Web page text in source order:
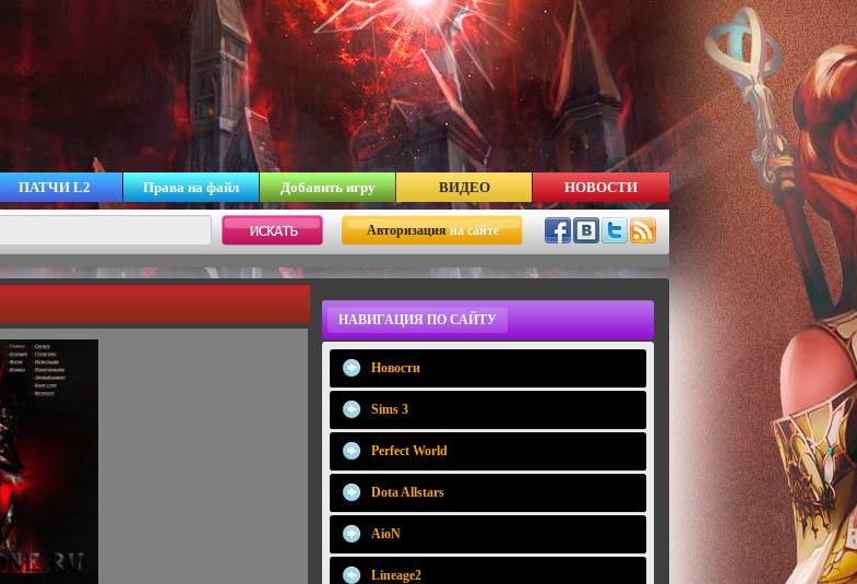
ПАТЧИ L2 Права на файл Добавить игру ВИДЕО НОВОСТИ
Авторизацияна сайте
НАВИГАЦИЯ ПО САЙТУ
Новости
Sims 3
Perfect World
Dota Allstars
AioN
Lineage2